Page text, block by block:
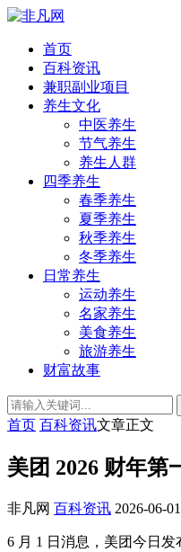
首页
百科资讯
兼职副业项目
养生文化
中医养生
节气养生
养生人群
四季养生
春季养生
夏季养生
秋季养生
冬季养生
日常养生
运动养生
名家养生
美食养生
旅游养生
财富故事
首页 百科资讯文章正文
美团 2026 财年第
非凡网 百科资讯 2026-06-
6 月 1 日消息，美团今日发